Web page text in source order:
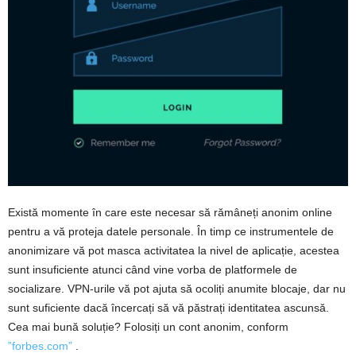
Există momente în care este necesar să rămâneți anonim online
pentru a vă proteja datele personale. În timp ce instrumentele de
anonimizare vă pot masca activitatea la nivel de aplicație, acestea
sunt insuficiente atunci când vine vorba de platformele de
socializare. VPN-urile vă pot ajuta să ocoliți anumite blocaje, dar nu
sunt suficiente dacă încercați să vă păstrați identitatea ascunsă.
Cea mai bună soluție? Folosiți un cont anonim, conform
”forbes.com”